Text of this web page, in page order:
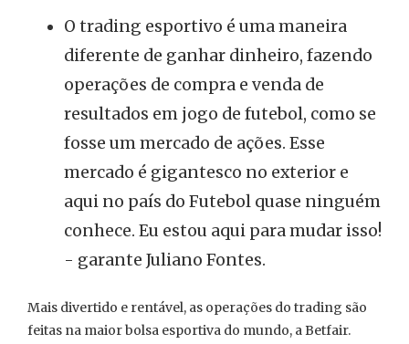
O trading esportivo é uma maneira
diferente de ganhar dinheiro, fazendo
operações de compra e venda de
resultados em jogo de futebol, como se
fosse um mercado de ações. Esse
mercado é gigantesco no exterior e
aqui no país do Futebol quase ninguém
conhece. Eu estou aqui para mudar isso!
- garante Juliano Fontes.
Mais divertido e rentável, as operações do trading são
feitas na maior bolsa esportiva do mundo, a Betfair.